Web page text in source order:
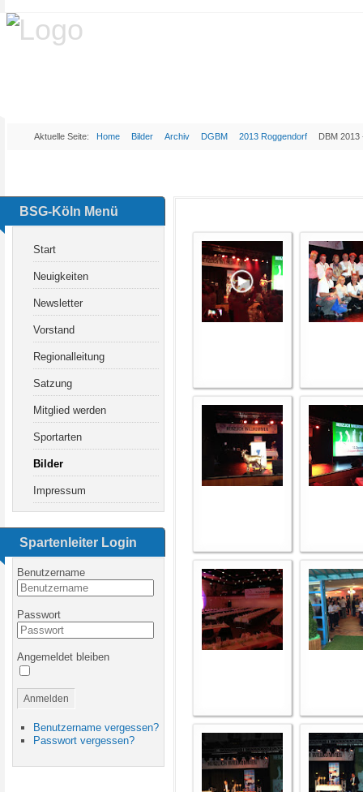
Aktuelle Seite: Home Bilder Archiv DGBM 2013 Roggendorf DBM 2013
BSG-Köln Menü
Start
Neuigkeiten
Newsletter
Vorstand
Regionalleitung
Satzung
Mitglied werden
Sportarten
Bilder
Impressum
Spartenleiter Login
Benutzername
Passwort
Angemeldet bleiben
Anmelden
Benutzername vergessen?
Passwort vergessen?